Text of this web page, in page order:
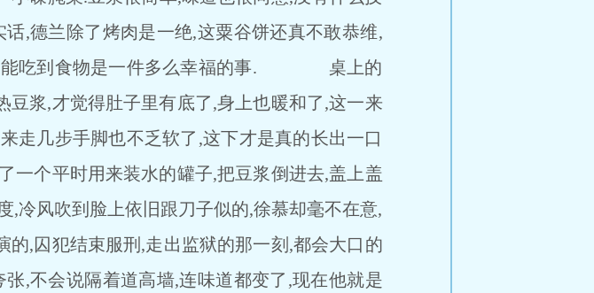
,德兰除了烤肉是一绝,这粟谷饼还真不敢恭维,
,能吃到食物是一件多么幸福的事. 桌上的
浆,才觉得肚子里有底了,身上也暖和了,这一来
走几步手脚也不乏软了,这下才是真的长出一口
平时用来装水的罐子,把豆浆倒进去,盖上盖
吹到脸上依旧跟刀子似的,徐慕却毫不在意,
的,囚犯结束服刑,走出监狱的那一刻,都会大口的
,不会说隔着道高墙,连味道都变了,现在他就是